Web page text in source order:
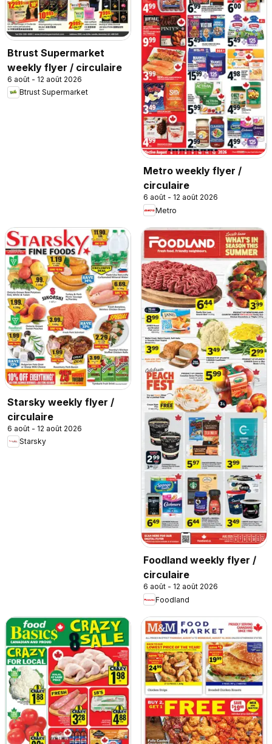
Btrust Supermarket
weekly flyer / circulaire
6 août - 12 août 2026
Btrust Supermarket
Metro weekly flyer /
circulaire
6 août - 12 août 2026
Metro
Starsky weekly flyer /
circulaire
6 août - 12 août 2026
Starsky
Foodland weekly flyer /
circulaire
6 août - 12 août 2026
Foodland